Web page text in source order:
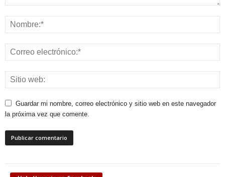
Guardar mi nombre, correo electrónico y sitio web en este navegador
la próxima vez que comente.